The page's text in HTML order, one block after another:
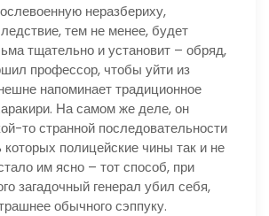
неразбериху,
тем не менее, будет
тщательно и установит – обряд,
профессор, чтобы уйти из
напоминает традиционное
На самом же деле, он
то странной последовательности
которых полицейские чины так и не
им ясно – тот способ, при
загадочный генерал убил себя,
обычного сэппуку.